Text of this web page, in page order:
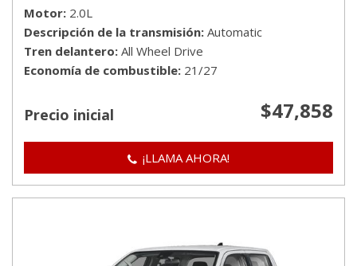
Motor 2.0L
Descripción de la transmisión Automatic
Tren delantero All Wheel Drive
Economía de combustible 21/27
Precio inicial $47,858
¡LLAMA AHORA!